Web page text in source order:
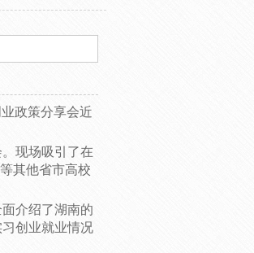
政策分享会近
现场吸引了在
其他省市高校
介绍了湖南的
创业就业情况